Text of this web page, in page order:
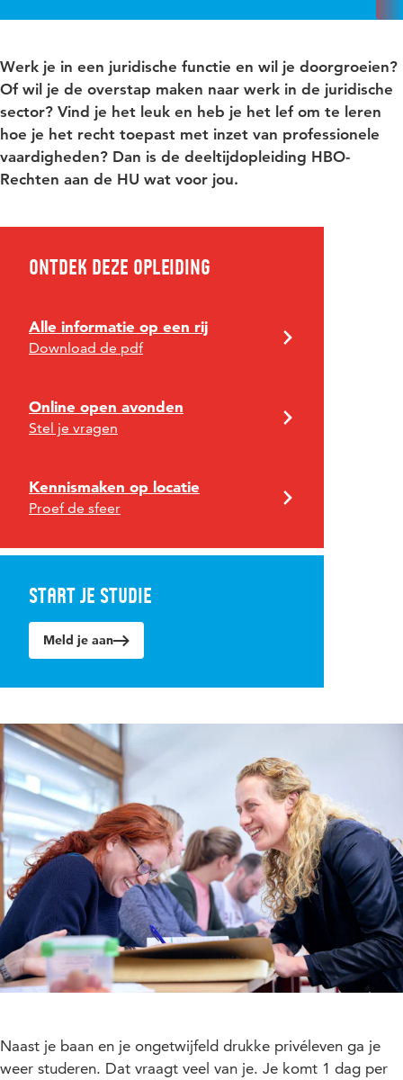
Werk je in een juridische functie en wil je doorgroeien?
Of wil je de overstap maken naar werk in de juridische
sector? Vind je het leuk en heb je het lef om te leren
hoe je het recht toepast met inzet van professionele
vaardigheden? Dan is de deeltijdopleiding HBO-
Rechten aan de HU wat voor jou.
Ontdek deze opleiding
Alle informatie op een rij
Download de pdf
Online open avonden
Stel je vragen
Kennismaken op locatie
Proef de sfeer
Start je studie
Meld je aan
Naast je baan en je ongetwijfeld drukke privéleven ga je
weer studeren. Dat vraagt veel van je. Je komt 1 dag per